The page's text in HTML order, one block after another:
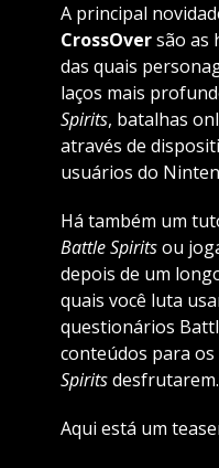
A principal
CrossOversão as
das quais
laços mais
Spirits, batalhas
através de
usuários do
Há também um
Battle Spiritsou
depois de um
quais você luta
questionários
conteúdos para os
Spiritsdesfrutarem.
Aqui está um